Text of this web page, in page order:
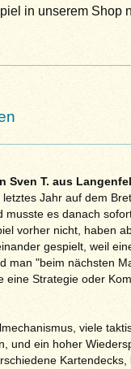
in unserem Shop
Sven T. aus
letztes Jahr auf dem
musste es danach
vorher nicht, haben
gespielt, weil
man "beim nächsten
eine Strategie oder
viele
und ein hoher
Kartendecks,